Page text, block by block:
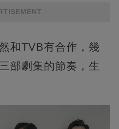
和TVB有合作，幾
部劇集的節奏，生